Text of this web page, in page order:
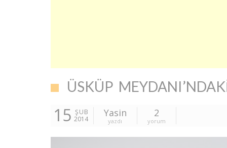
ÜSKÜP
15 ŞUB
2014
Yasin
yazdı
2
yorum